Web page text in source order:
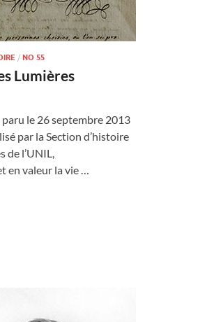
/ NO 55
Lumières
le 26 septembre 2013
par la Section d’histoire
de l’UNIL,
en valeur la vie …